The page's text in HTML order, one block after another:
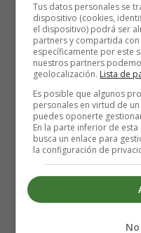
Director:Peggy
País: USA
Duración: 78 minutos
Tus datos personales se
dispositivo (cookies,
el dispositivo) podrá ser
partners y compartida
específicamente por este
nuestros partners
geolocalización. Lista de
Es posible que algunos
personales en virtud de
puedes oponerte
En la parte inferior de
busca un enlace para
la configuración de